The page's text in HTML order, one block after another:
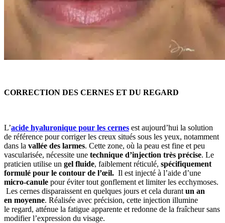
CORRECTION DES CERNES ET DU REGARD
L’acide hyaluronique pour les cernes est aujourd’hui la solution
de référence pour corriger les creux situés sous les yeux, notamment
dans la vallée des larmes. Cette zone, où la peau est fine et peu
vascularisée, nécessite une technique d’injection très précise. Le
praticien utilise un gel fluide, faiblement réticulé, spécifiquement
formulé pour le contour de l’œil. Il est injecté à l’aide d’une
micro-canule pour éviter tout gonflement et limiter les ecchymoses.
Les cernes disparaissent en quelques jours et cela durant un an
en moyenne. Réalisée avec précision, cette injection illumine
le regard, atténue la fatigue apparente et redonne de la fraîcheur sans
modifier l’expression du visage.